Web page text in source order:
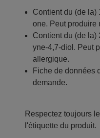
Contient du (de la)
one. Peut produire
Contient du (de la)
yne-4,7-diol. Peut
allergique.
Fiche de données
demande.
Respectez toujours
l'étiquette du produit.